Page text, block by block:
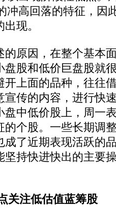
冲高回落的特征，因
现。
原因，在整个基本
盘股和低价巨盘股就
开上面的品种，往往
宣传的内容，进行快
盘中低价股上，周一
的个股。一些长期调
成了近期表现活跃的
坚持快进快出的主要
关注低估值蓝筹股